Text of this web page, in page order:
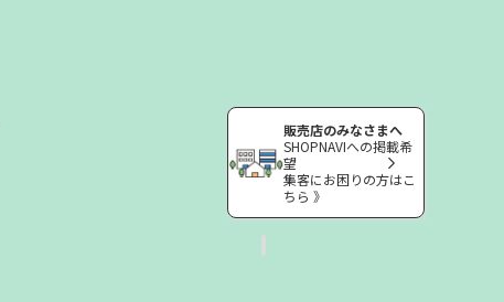
販売店のみなさまへ
SHOPNAVIへの掲載希
望
集客にお困りの方はこ
ちら 》